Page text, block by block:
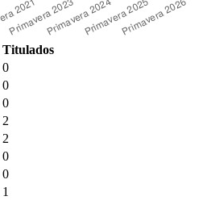
Titulados
0
0
0
2
2
0
0
1